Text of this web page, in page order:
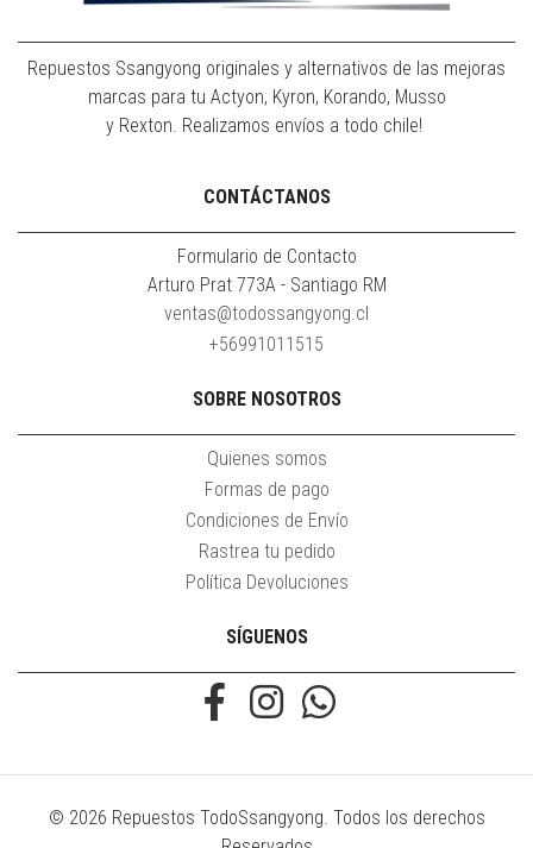
Repuestos Ssangyong originales y alternativos de las mejoras
marcas para tu Actyon, Kyron, Korando, Musso
y Rexton. Realizamos envíos a todo chile!
CONTÁCTANOS
Formulario de Contacto
Arturo Prat 773A - Santiago RM
ventas@todossangyong.cl
+56991011515
SOBRE NOSOTROS
Quienes somos
Formas de pago
Condiciones de Envío
Rastrea tu pedido
Política Devoluciones
SÍGUENOS
© 2026 Repuestos TodoSsangyong. Todos los derechos